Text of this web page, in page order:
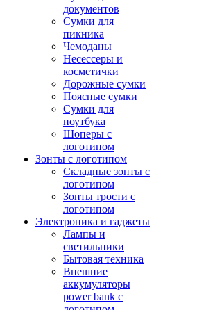
документов
Сумки для
пикника
Чемоданы
Несессеры и
косметички
Дорожные сумки
Поясные сумки
Сумки для
ноутбука
Шоперы с
логотипом
Зонты с логотипом
Складные зонты с
логотипом
Зонты трости с
логотипом
Электроника и гаджеты
Лампы и
светильники
Бытовая техника
Внешние
аккумуляторы
power bank с